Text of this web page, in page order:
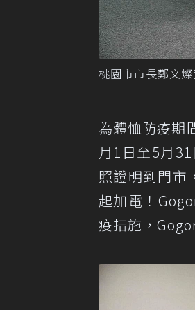
桃園市市長鄭文
為體恤防疫期
月1日至5月
照證明到門市
起加電！
疫措施，